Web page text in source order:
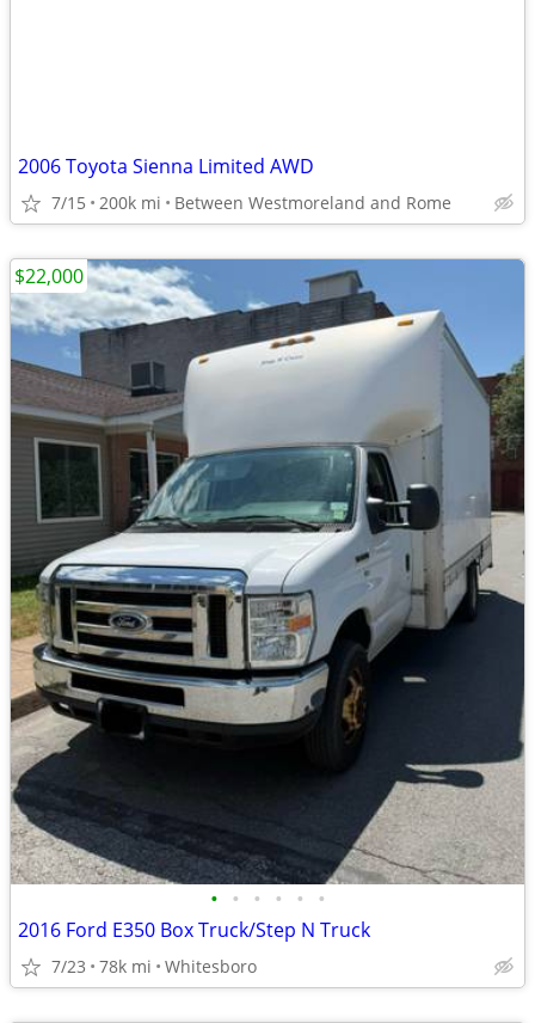
2006 Toyota Sienna Limited AWD
7/15 200k mi Between Westmoreland and Rome
• • • • • •
2016 Ford E350 Box Truck/Step N Truck
7/23 78k mi Whitesboro
$22,000